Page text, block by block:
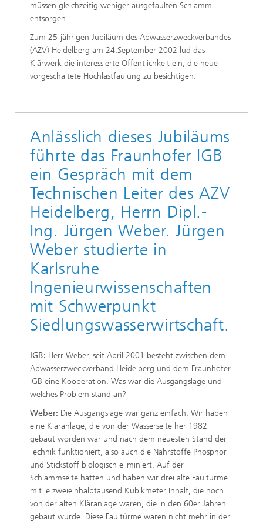
müssen gleichzeitig weniger ausgefaulten Schlamm
entsorgen.
Zum 25-jährigen Jubiläum des Abwasserzweckverbandes
(AZV) Heidelberg am 24.September 2002 lud das
Klärwerk die interessierte Öffentlichkeit ein, die neue
vorgeschaltete Hochlastfaulung zu besichtigen.
Anlässlich dieses Jubiläums
führte das Fraunhofer IGB
ein Gespräch mit dem
Technischen Leiter des AZV
Heidelberg, Herrn Dipl.-
Ing. Jürgen Weber. Jürgen
Weber studierte in
Karlsruhe
Ingenieurwissenschaften
mit Schwerpunkt
Siedlungswasserwirtschaft.
IGB: Herr Weber, seit April 2001 besteht zwischen dem
Abwasserzweckverband Heidelberg und dem Fraunhofer
IGB eine Kooperation. Was war die Ausgangslage und
welches Problem stand an?
Weber: Die Ausgangslage war ganz einfach. Wir haben
eine Kläranlage, die von der Wasserseite her 1982
gebaut worden war und nach dem neuesten Stand der
Technik funktioniert, also auch die Nährstoffe Phosphor
und Stickstoff biologisch eliminiert. Auf der
Schlammseite hatten und haben wir drei alte Faultürme
mit je zweieinhalbtausend Kubikmeter Inhalt, die noch
von der alten Kläranlage waren, die in den 60er Jahren
gebaut wurde. Diese Faultürme waren nicht mehr in der